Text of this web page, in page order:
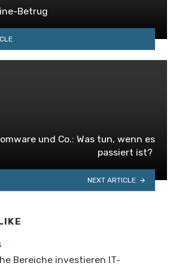
Betrug
und Co.: Was tun, wenn es
passiert ist?
NEXT ARTICLE
Bereiche investieren IT-